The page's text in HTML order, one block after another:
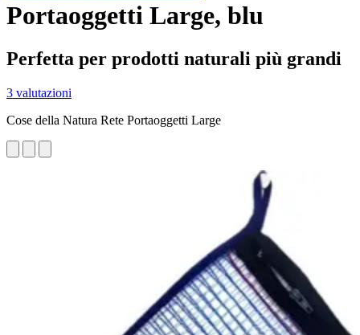
Portaoggetti Large, blu
Perfetta per prodotti naturali più grandi
3 valutazioni
Cose della Natura Rete Portaoggetti Large